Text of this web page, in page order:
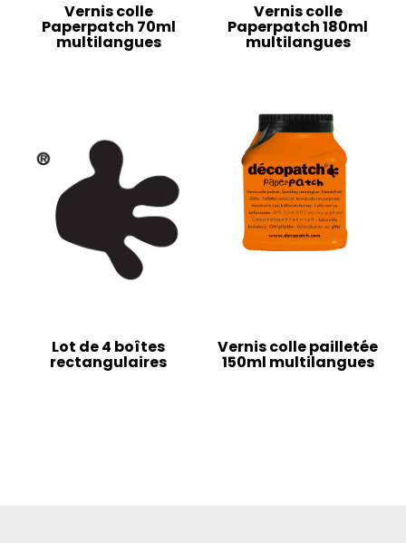
Vernis colle
Paperpatch 70ml
multilangues
Vernis colle
Paperpatch 180ml
multilangues
Lot de 4 boîtes
rectangulaires
Vernis colle pailletée
150ml multilangues